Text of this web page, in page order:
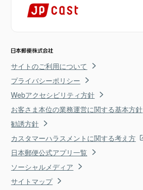
サイトのご利用について
プライバシーポリシー
Webアクセシビリティ方針
お客さま本位の業務運営に関する基本方針
勧誘方針
カスタマーハラスメントに関する考え方
日本郵便公式アプリ一覧
ソーシャルメディア
サイトマップ